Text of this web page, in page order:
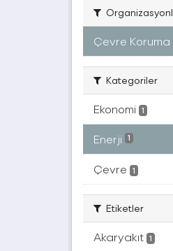
Çevre Koruma
Kategoriler
Ekonomi 1
Enerji 1
Çevre 1
Etiketler
Akaryakıt 1